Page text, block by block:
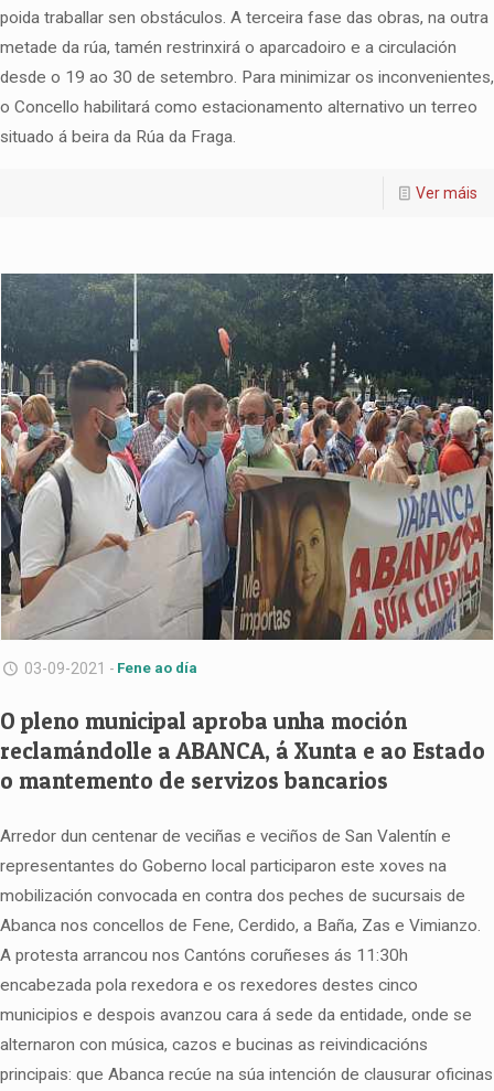
poida traballar sen obstáculos. A terceira fase das obras, na outra
metade da rúa, tamén restrinxirá o aparcadoiro e a circulación
desde o 19 ao 30 de setembro. Para minimizar os inconvenientes,
o Concello habilitará como estacionamento alternativo un terreo
situado á beira da Rúa da Fraga.
Ver máis
03-09-2021 - Fene ao día
O pleno municipal aproba unha moción
reclamándolle a ABANCA, á Xunta e ao Estado
o mantemento de servizos bancarios
Arredor dun centenar de veciñas e veciños de San Valentín e
representantes do Goberno local participaron este xoves na
mobilización convocada en contra dos peches de sucursais de
Abanca nos concellos de Fene, Cerdido, a Baña, Zas e Vimianzo.
A protesta arrancou nos Cantóns coruñeses ás 11:30h
encabezada pola rexedora e os rexedores destes cinco
municipios e despois avanzou cara á sede da entidade, onde se
alternaron con música, cazos e bucinas as reivindicacións
principais: que Abanca recúe na súa intención de clausurar oficinas